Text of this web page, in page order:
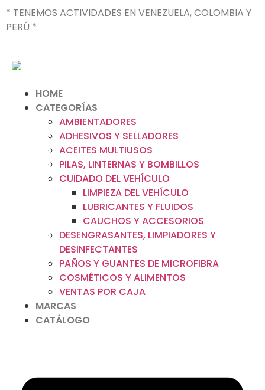
* TENEMOS ACTIVIDADES EN VENEZUELA, COLOMBIA Y
PERÚ *
HOME
CATEGORÍAS
AMBIENTADORES
ADHESIVOS Y SELLADORES
ACEITES MULTIUSOS
PILAS, LINTERNAS Y BOMBILLOS
CUIDADO DEL VEHÍCULO
LIMPIEZA DEL VEHÍCULO
LUBRICANTES Y FLUIDOS
CAUCHOS Y ACCESORIOS
DESENGRASANTES, LIMPIADORES Y
DESINFECTANTES
PAÑOS Y GUANTES DE MICROFIBRA
COSMÉTICOS Y ALIMENTOS
VENTAS POR CAJA
MARCAS
CATÁLOGO